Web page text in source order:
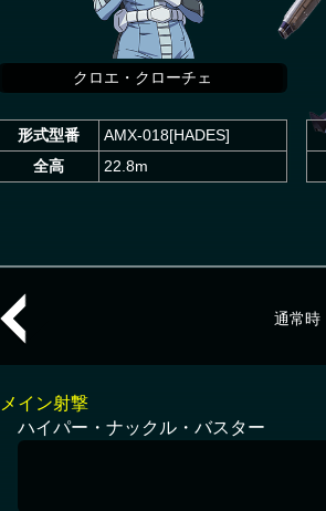
クロエ・クローチェ
形式型番
AMX-018[HADES]
全高
22.8m
通常時
メイン射撃
ハイパー・ナックル・バスター